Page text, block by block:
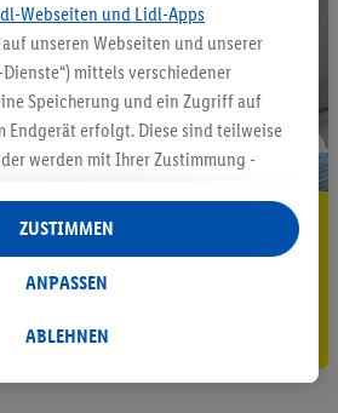
sparen³²ᵃ
sichern!
Webseiten und Lidl-Apps
unseren Webseiten und unserer
mittels verschiedener
Speicherung und ein Zugriff auf
erfolgt. Diese sind teilweise
werden mit Ihrer Zustimmung -
mit dem IAB TCF
für personalisierte Werbung
personalisierte Werbung werden
ABLEHNEN
ANPASSEN
ZUSTIMMEN